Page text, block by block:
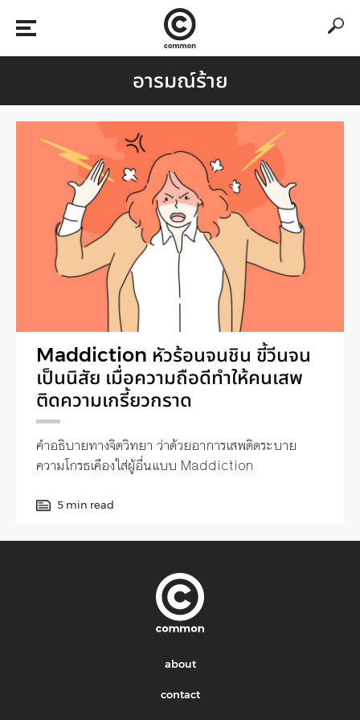
อารมณ์ร้าย
Maddiction หัวร้อนจนชิน ขี้วีนจน
เป็นนิสัย เมื่อความถือดีทำให้คนเสพ
ติดความเกรี้ยวกราด
คำอธิบายทางจิตวิทยา ว่าด้วยอาการเสพติดระบาย
ความโกรธเคืองใส่ผู้อื่นแบบ Maddiction
5 min read
about
contact